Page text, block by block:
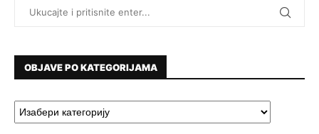
OBJAVE PO KATEGORIJAMA